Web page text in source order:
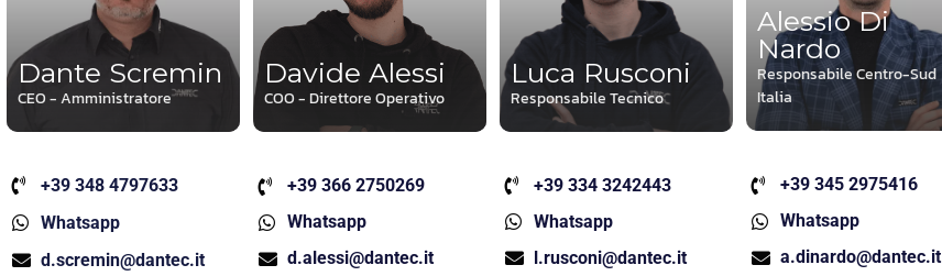
Dante Scremin
CEO - Amministratore
+39 348 4797633
Whatsapp
d.scremin@dantec.it
Davide Alessi
COO - Direttore Operativo
+39 366 2750269
Whatsapp
d.alessi@dantec.it
Luca Rusconi
Responsabile Tecnico
+39 334 3242443
Whatsapp
l.rusconi@dantec.it
Alessio Di
Nardo
Responsabile Centro-Sud
Italia
+39 345 2975416
Whatsapp
a.dinardo@dantec.it